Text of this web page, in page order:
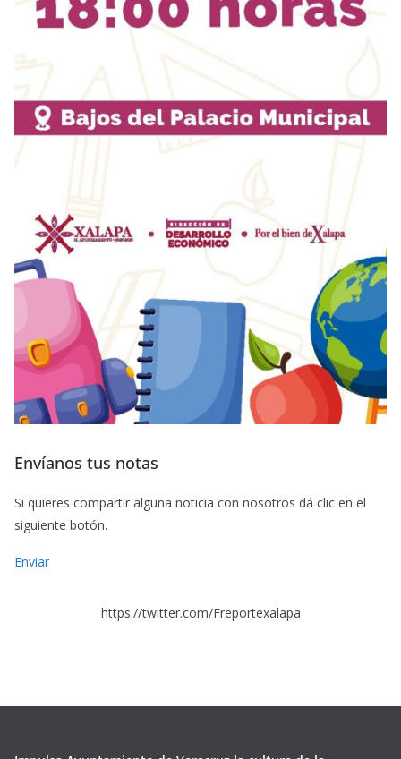
Envíanos tus notas
Si quieres compartir alguna noticia con nosotros dá clic en el
siguiente botón.
Enviar
https://twitter.com/Freportexalapa